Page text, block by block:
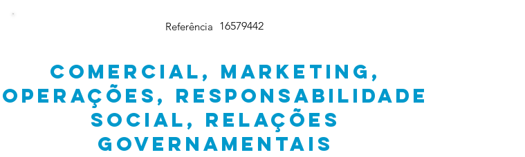
Referência 16579442
COMERCIAL, MARKETING,
OPERAÇÕES, RESPONSABILIDADE
SOCIAL, RELAÇÕES
GOVERNAMENTAIS